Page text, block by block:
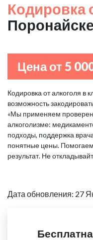
Кодировка
Поронайске
Цена от 5
Кодировка от алкоголя в
возможность
«Мы применяем
алкоголизме:
подходы, поддержка
понятные цены.
результат. Не
Дата обновления: 27